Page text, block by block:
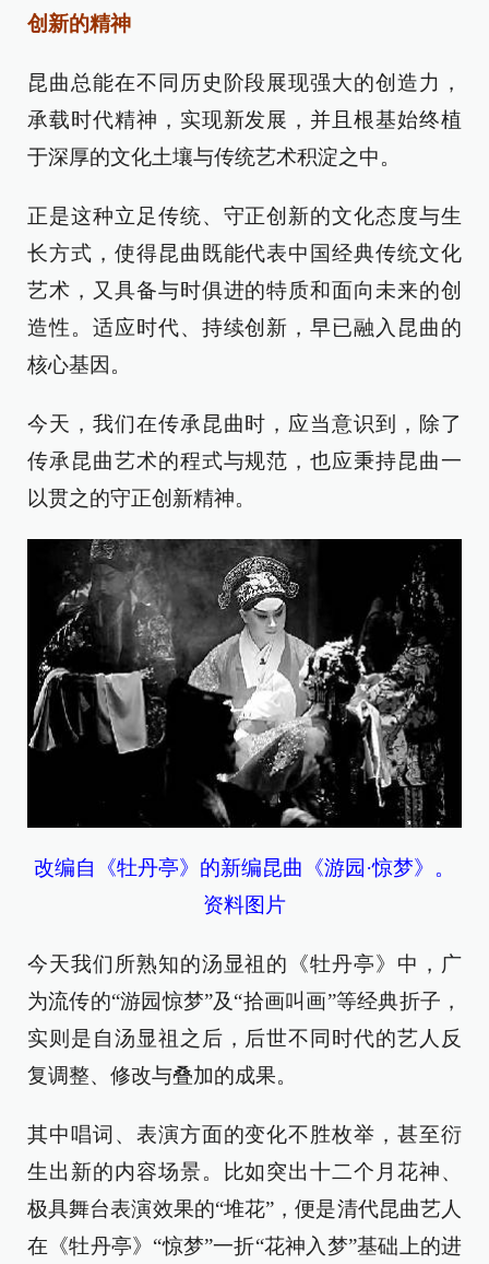
创新的精神
昆曲总能在不同历史阶段展现强大的创造力，
承载时代精神，实现新发展，并且根基始终植
于深厚的文化土壤与传统艺术积淀之中。
正是这种立足传统、守正创新的文化态度与生
长方式，使得昆曲既能代表中国经典传统文化
艺术，又具备与时俱进的特质和面向未来的创
造性。适应时代、持续创新，早已融入昆曲的
核心基因。
今天，我们在传承昆曲时，应当意识到，除了
传承昆曲艺术的程式与规范，也应秉持昆曲一
以贯之的守正创新精神。
改编自《牡丹亭》的新编昆曲《游园·惊梦》。
资料图片
今天我们所熟知的汤显祖的《牡丹亭》中，广
为流传的“游园惊梦”及“拾画叫画”等经典折子，
实则是自汤显祖之后，后世不同时代的艺人反
复调整、修改与叠加的成果。
其中唱词、表演方面的变化不胜枚举，甚至衍
生出新的内容场景。比如突出十二个月花神、
极具舞台表演效果的“堆花”，便是清代昆曲艺人
在《牡丹亭》“惊梦”一折“花神入梦”基础上的进